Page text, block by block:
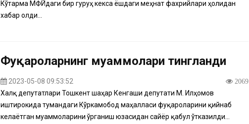
Кўтарма МФЙдаги бир гуруҳ кекса ёшдаги меҳнат фахрийлари ҳолидан
хабар олди...
Фуқароларнинг муаммолари тингланди
2023-05-08 09:53:52 2069
Халқ депутатлари Тошкент шаҳар Кенгаши депутати М. Илҳомов
иштирокида тумандаги Кўркамобод маҳалласи фуқароларини қийнаб
келаётган муаммоларини ўрганиш юзасидан сайёр қабул ўтказилди...